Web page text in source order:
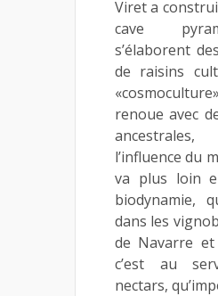
Viret a
cave
s’élaborent
de raisins
renoue avec
l’influence du
va plus loin
biodynamie,
dans les
de Navarre et
c’est au
nectars,